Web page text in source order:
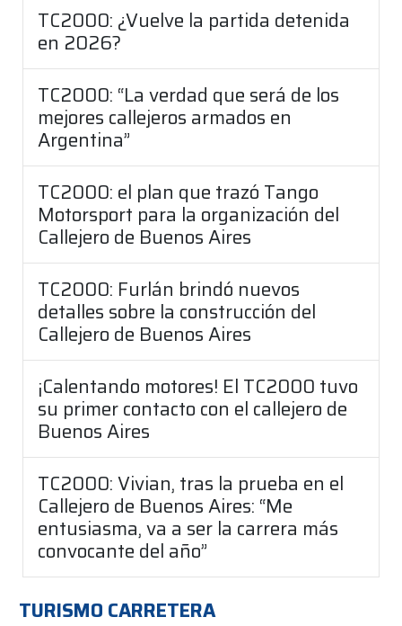
TC2000: ¿Vuelve la partida detenida
en 2026?
TC2000: “La verdad que será de los
mejores callejeros armados en
Argentina”
TC2000: el plan que trazó Tango
Motorsport para la organización del
Callejero de Buenos Aires
TC2000: Furlán brindó nuevos
detalles sobre la construcción del
Callejero de Buenos Aires
¡Calentando motores! El TC2000 tuvo
su primer contacto con el callejero de
Buenos Aires
TC2000: Vivian, tras la prueba en el
Callejero de Buenos Aires: “Me
entusiasma, va a ser la carrera más
convocante del año”
TURISMO CARRETERA